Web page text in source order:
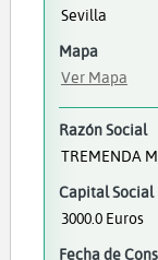
Sevilla
Mapa
Ver Mapa
Razón Social
TREMENDA
Capital Social
3000.0 Euros
Fecha de